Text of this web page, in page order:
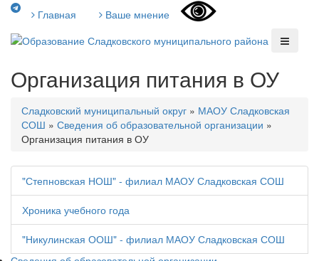
Главная Ваше мнение
Организация питания в ОУ
Сладковский муниципальный округ » МАОУ Сладковская
СОШ » Сведения об образовательной организации »
Организация питания в ОУ
"Степновская НОШ" - филиал МАОУ Сладковская СОШ
Хроника учебного года
"Никулинская ООШ" - филиал МАОУ Сладковская СОШ